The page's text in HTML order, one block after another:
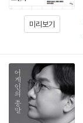
미리보기